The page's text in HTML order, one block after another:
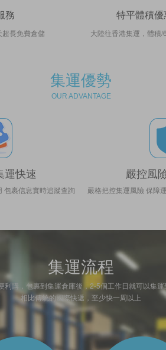
務
長免費倉儲
特平體積
大陸往香港集運，體積
集運優勢
OUR ADVANTAGE
運快速
包裹信息實時追蹤查詢
嚴控風
嚴格把控集運風險 保障
集運流程
利購，包裹到集運倉庫後，2-5個工作日就可以集運
相比傳統的國際快遞，至少快一周以上